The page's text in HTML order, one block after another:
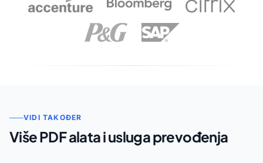
VIDI TAKOĐER
Više PDF alata i usluga prevođenja